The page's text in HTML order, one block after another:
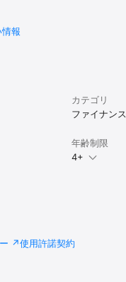
報
カテゴリ
ファイナンス
年齢制限
4+
使用許諾契約